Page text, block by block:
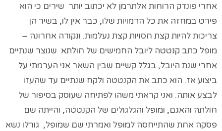
אחרי פונדק הרוחות אלתרמן לא יכתוב יותר שירים כי הוא
פירט במחזה את כל הדמויות שלו, כבר אין לו, בשיר הן
צריכות להיות קצת חסויות קצת נעלמות. ונקודה אחרונה –
מופל כתב קנטטה ליובל החמישים של חולתא שנוצר שנתיים
אחרי שנת היובל, בגלל קשיים שבין השאר אני הערמתי על
ביצוע אז. הוא כתב את הקנטטה ולקח שנתיים עד שהעזו
לבצע אותה. ואני קראתי משהו לפתיחה שעוסק בסיפור של
חולתה והאגם, ומופל והגלגולים של הקנטטה, והייתה שם
פסקה אחת שהתייחסה למופל ואמרתי שם שמופל, גורלו נשא